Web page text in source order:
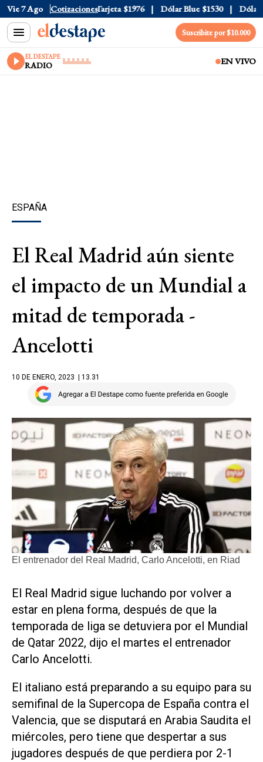
Vie 7 Ago Cotizaciones
$1520 Dólar Tarjeta $1976 Dólar Blue $1530 Dólar
Suscribite por $10.000
EL DESTAPE
RADIO EN VIVO
ESPAÑA
El Real Madrid aún siente
el impacto de un Mundial a
mitad de temporada -
Ancelotti
10 DE ENERO, 2023 | 13.31
El entrenador del Real Madrid, Carlo Ancelotti, en Riad
El Real Madrid sigue luchando por volver a
estar en plena forma, después de que la
temporada de liga se detuviera por el Mundial
de Qatar 2022, dijo el martes el entrenador
Carlo Ancelotti.
El italiano está preparando a su equipo para su
semifinal de la Supercopa de España contra el
Valencia, que se disputará en Arabia Saudita el
miércoles, pero tiene que despertar a sus
jugadores después de que perdiera por 2-1